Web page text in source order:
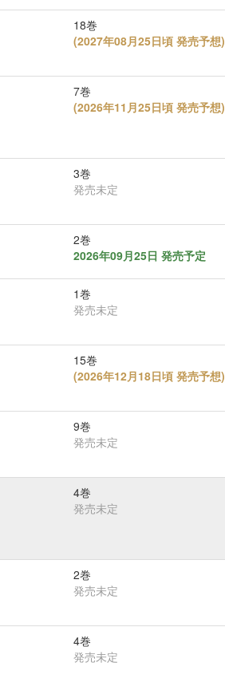
18巻
(2027年08月25日頃 発売予想)
7巻
(2026年11月25日頃 発売予想)
3巻
発売未定
2巻
2026年09月25日 発売予定
1巻
発売未定
15巻
(2026年12月18日頃 発売予想)
9巻
発売未定
4巻
発売未定
2巻
発売未定
4巻
発売未定